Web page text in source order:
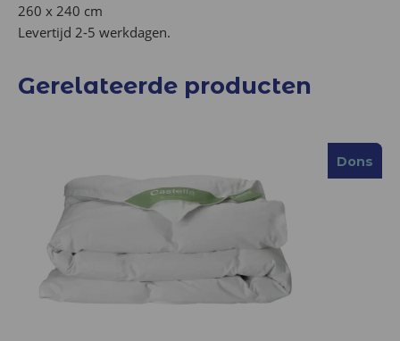
260 x 240 cm
Levertijd 2-5 werkdagen.
Gerelateerde producten
Dons
Dons